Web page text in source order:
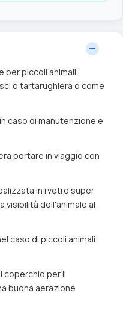
per piccoli animali,
o tartarughiera o come
caso di manutenzione e
portare in viaggio con
in rvetro super
visibilità dell'animale al
caso di piccoli animali
coperchio per il
buona aerazione